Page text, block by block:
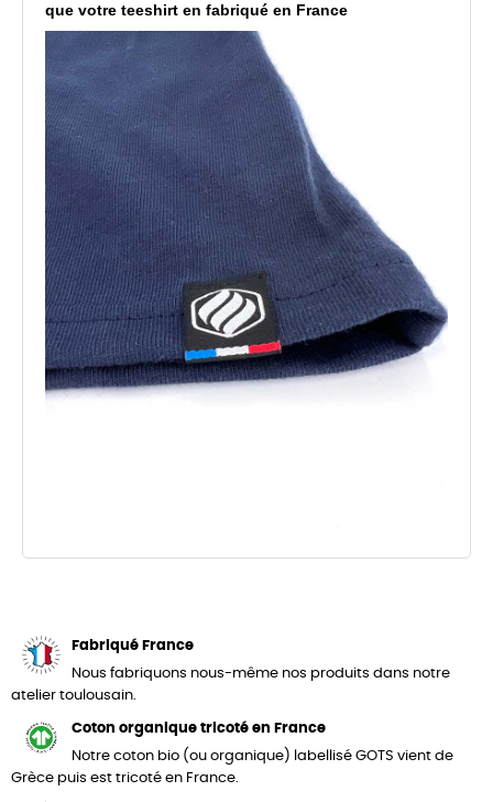
que votre teeshirt en fabriqué en France
Fabriqué France
Nous fabriquons nous-même nos produits dans notre
atelier toulousain.
Coton organique tricoté en France
Notre coton bio (ou organique) labellisé GOTS vient de
Grèce puis est tricoté en France.